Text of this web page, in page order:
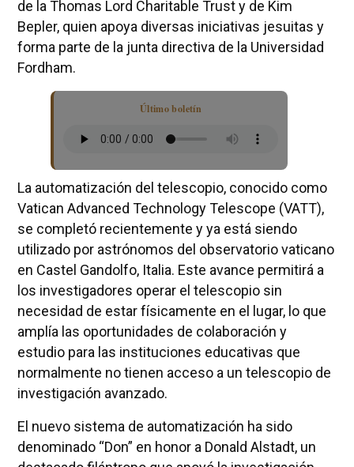
de la Thomas Lord Charitable Trust y de Kim
Bepler, quien apoya diversas iniciativas jesuitas y
forma parte de la junta directiva de la Universidad
Fordham.
Último boletín
La automatización del telescopio, conocido como
Vatican Advanced Technology Telescope (VATT),
se completó recientemente y ya está siendo
utilizado por astrónomos del observatorio vaticano
en Castel Gandolfo, Italia. Este avance permitirá a
los investigadores operar el telescopio sin
necesidad de estar físicamente en el lugar, lo que
amplía las oportunidades de colaboración y
estudio para las instituciones educativas que
normalmente no tienen acceso a un telescopio de
investigación avanzado.
El nuevo sistema de automatización ha sido
denominado “Don” en honor a Donald Alstadt, un